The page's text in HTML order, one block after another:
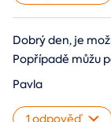
Dobrý den, je
Popřípadě můžu
Pavla
1 odpověď